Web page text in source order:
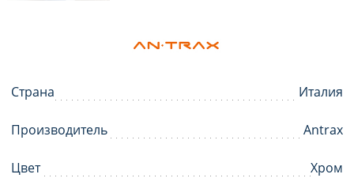
Страна Италия
Производитель Antrax
Цвет Хром